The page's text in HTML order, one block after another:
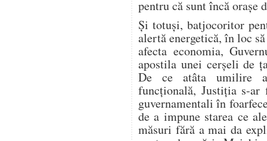
pentru că sunt încă orașe
Și totuși, batjocoritor
alertă energetică, în loc
afecta economia,
apostila unei cerșeli de
De ce atâta umilire
funcțională, Justiția s-
guvernamentali în
de a impune starea ce
măsuri fără a mai da